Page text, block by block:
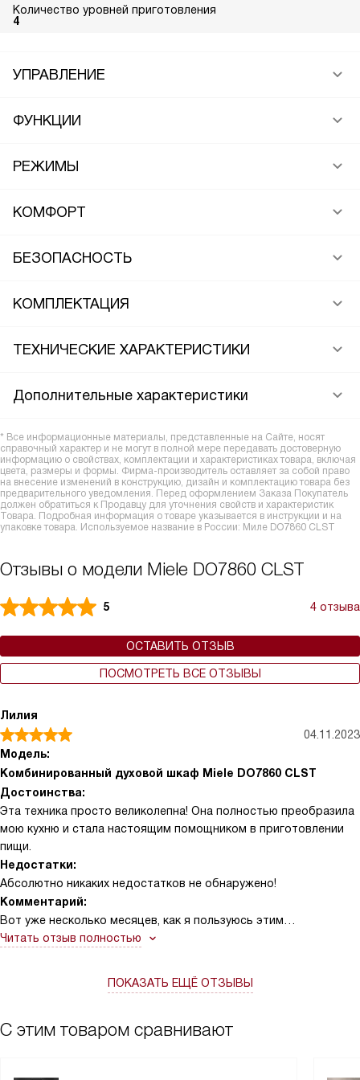
Количество уровней приготовления
4
УПРАВЛЕНИЕ
ФУНКЦИИ
РЕЖИМЫ
КОМФОРТ
БЕЗОПАСНОСТЬ
КОМПЛЕКТАЦИЯ
ТЕХНИЧЕСКИЕ ХАРАКТЕРИСТИКИ
Дополнительные характеристики
* Все информационные материалы, представленные на Сайте, носят
справочный характер и не могут в полной мере передавать достоверную
информацию о свойствах, комплектации и характеристиках товара, включая
цвета, размеры и формы. Фирма-производитель оставляет за собой право
на внесение изменений в конструкцию, дизайн и комплектацию товара без
предварительного уведомления. Перед оформлением Заказа Покупатель
должен обратиться к Продавцу для уточнения свойств и характеристик
Товара. Подробная информация о товаре указывается в инструкции и на
упаковке товара. Используемое название в России: Миле DO7860 CLST
Отзывы о модели Miele DO7860 CLST
5 4 отзыва
ОСТАВИТЬ ОТЗЫВ
ПОСМОТРЕТЬ ВСЕ ОТЗЫВЫ
Лилия
04.11.2023
Модель:
Комбинированный духовой шкаф Miele DO7860 CLST
Достоинства:
Эта техника просто великолепна! Она полностью преобразила
мою кухню и стала настоящим помощником в приготовлении
пищи.
Недостатки:
Абсолютно никаких недостатков не обнаружено!
Комментарий:
Вот уже несколько месяцев, как я пользуюсь этим
удивительным прибором и каждый раз он радует меня своим
и вкусными. Мои домашние просто в восторге от моих
Читать отзыв полностью
ПОКАЗАТЬ ЕЩЁ ОТЗЫВЫ
С этим товаром сравнивают